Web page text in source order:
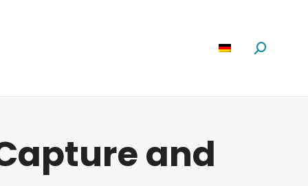
Suchen:
and